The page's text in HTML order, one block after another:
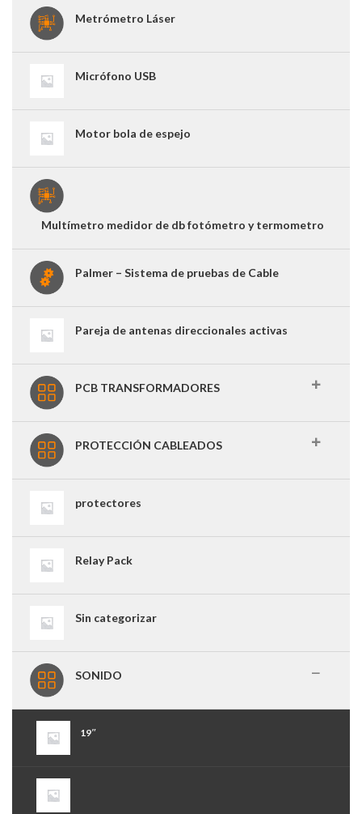
Metrómetro Láser
Micrófono USB
Motor bola de espejo
Multímetro medidor de db fotómetro y termometro
Palmer – Sistema de pruebas de Cable
Pareja de antenas direccionales activas
PCB TRANSFORMADORES
PROTECCIÓN CABLEADOS
protectores
Relay Pack
Sin categorizar
SONIDO
19″